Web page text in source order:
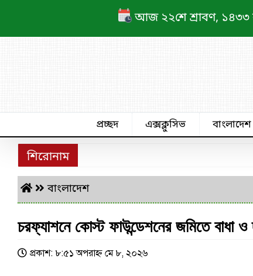
আজ ২২শে শ্রাবণ, ১৪৩৩
প্রচ্ছদ এক্সক্লুসিভ বাংলাদেশ
শিরোনাম
বাংলাদেশ
চরফ্যাশনে কোস্ট ফাউন্ডেশনের জমিতে বাধা ও
প্রকাশ: ৮:৫১ অপরাহ্ণ মে ৮, ২০২৬